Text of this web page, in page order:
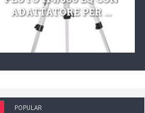
ADATTATORE PER ...
POPULAR